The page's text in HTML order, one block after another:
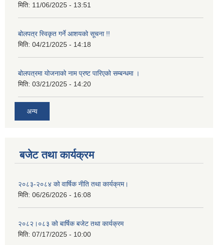
मिति: 11/06/2025 - 13:51
बोलपत्र स्विकृत गर्ने आशयको सूचना !!
मिति: 04/21/2025 - 14:18
बोलपत्रमा योजनाको नाम प्रष्ट पारिएको सम्बन्धमा ।
मिति: 03/21/2025 - 14:20
अन्य
बजेट तथा कार्यक्रम
२०८३-२०८४ को वार्षिक नीति तथा कार्यक्रम।
मिति: 06/26/2026 - 16:08
२०८२।०८३ को बार्षिक बजेट तथा कार्यक्रम
मिति: 07/17/2025 - 10:00